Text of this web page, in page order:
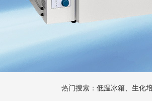
热门搜索：低温冰箱、生化